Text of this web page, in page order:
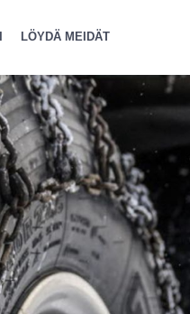
LÖYDÄ MEIDÄT